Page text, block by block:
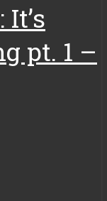
pt. 1 –